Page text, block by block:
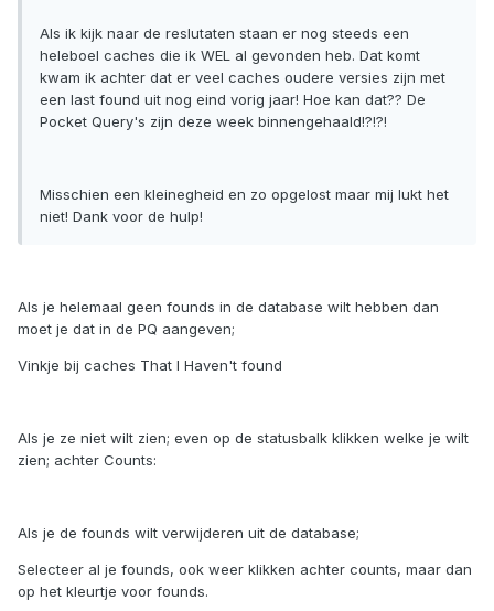
Als ik kijk naar de reslutaten staan er nog steeds een
heleboel caches die ik WEL al gevonden heb. Dat komt
kwam ik achter dat er veel caches oudere versies zijn met
een last found uit nog eind vorig jaar! Hoe kan dat?? De
Pocket Query's zijn deze week binnengehaald!?!?!
Misschien een kleinegheid en zo opgelost maar mij lukt het
niet! Dank voor de hulp!
Als je helemaal geen founds in de database wilt hebben dan
moet je dat in de PQ aangeven;
Vinkje bij caches That I Haven't found
Als je ze niet wilt zien; even op de statusbalk klikken welke je wilt
zien; achter Counts:
Als je de founds wilt verwijderen uit de database;
Selecteer al je founds, ook weer klikken achter counts, maar dan
op het kleurtje voor founds.